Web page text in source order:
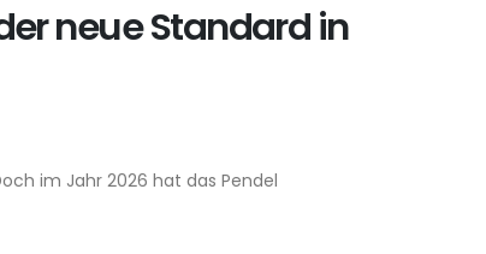
neue Standard in
im Jahr 2026 hat das Pendel